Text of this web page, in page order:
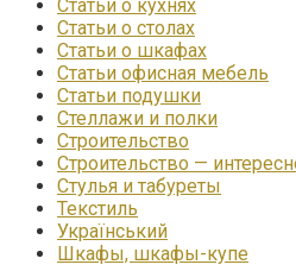
Статьи о кухнях
Статьи о столах
Статьи о шкафах
Статьи офисная мебель
Статьи подушки
Стеллажи и полки
Строительство
Строительство —
Стулья и табуреты
Текстиль
Український
Шкафы, шкафы-купе